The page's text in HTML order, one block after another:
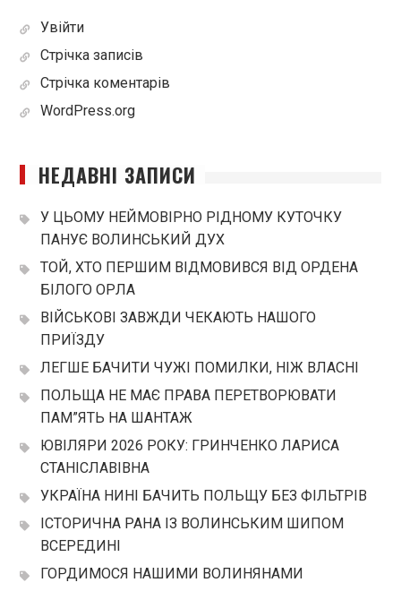
Увійти
Стрічка записів
Стрічка коментарів
WordPress.org
НЕДАВНІ ЗАПИСИ
У ЦЬОМУ НЕЙМОВІРНО РІДНОМУ КУТОЧКУ
ПАНУЄ ВОЛИНСЬКИЙ ДУХ
ТОЙ, ХТО ПЕРШИМ ВІДМОВИВСЯ ВІД ОРДЕНА
БІЛОГО ОРЛА
ВІЙСЬКОВІ ЗАВЖДИ ЧЕКАЮТЬ НАШОГО
ПРИЇЗДУ
ЛЕГШЕ БАЧИТИ ЧУЖІ ПОМИЛКИ, НІЖ ВЛАСНІ
ПОЛЬЩА НЕ МАЄ ПРАВА ПЕРЕТВОРЮВАТИ
ПАМ”ЯТЬ НА ШАНТАЖ
ЮВІЛЯРИ 2026 РОКУ: ГРИНЧЕНКО ЛАРИСА
СТАНІСЛАВІВНА
УКРАЇНА НИНІ БАЧИТЬ ПОЛЬЩУ БЕЗ ФІЛЬТРІВ
ІСТОРИЧНА РАНА ІЗ ВОЛИНСЬКИМ ШИПОМ
ВСЕРЕДИНІ
ГОРДИМОСЯ НАШИМИ ВОЛИНЯНАМИ